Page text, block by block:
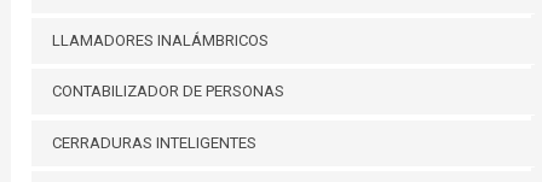
LLAMADORES INALÁMBRICOS
CONTABILIZADOR DE PERSONAS
CERRADURAS INTELIGENTES